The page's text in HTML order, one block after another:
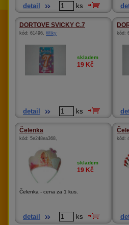
detail ks
DORTOVE SVICKY C.7
kód: 61496, Wiky
skladem
19 Kč
detail ks
kód:
Čelenka
kód: 5e248ea368,
skladem
19 Kč
Čelenka - cena za 1 kus.
detail ks
kód: